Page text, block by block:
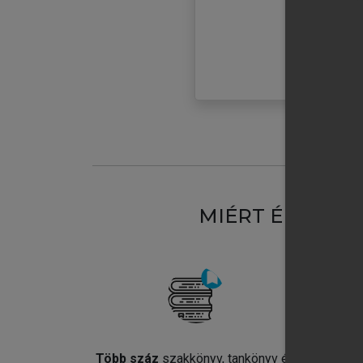
MIÉRT
Több száz szakkönyv, tankönyv és